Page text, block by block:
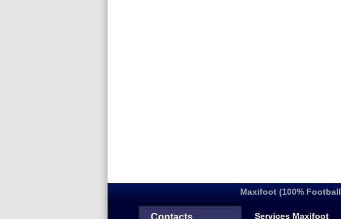
Maxifoot (100%
Contacts Services Maxifoot